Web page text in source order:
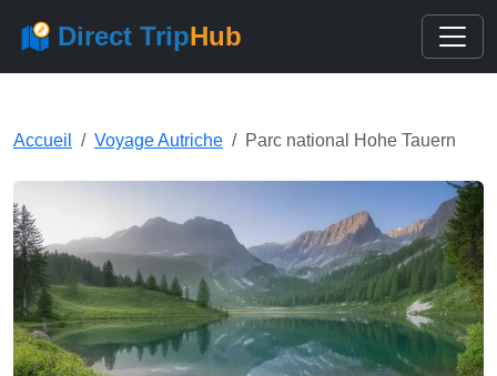
Direct TripHub
Accueil Voyage Autriche Parc national Hohe Tauern